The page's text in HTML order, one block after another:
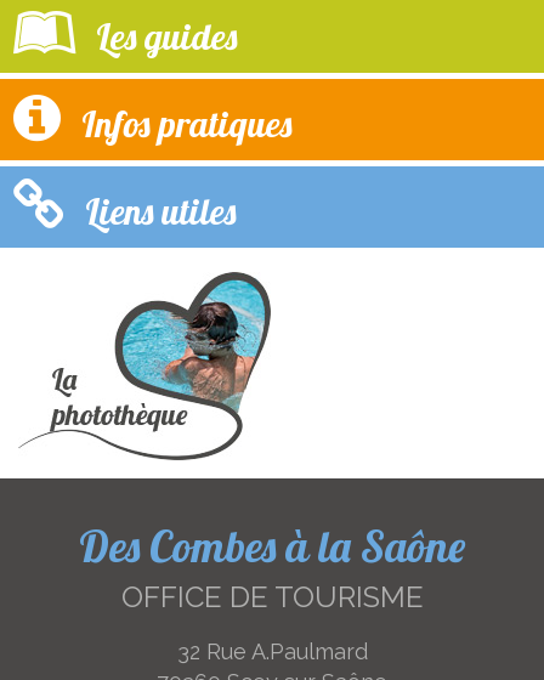
Les guides
Infos pratiques
Liens utiles
Des Combes à la Saône
OFFICE DE TOURISME
32 Rue A.Paulmard